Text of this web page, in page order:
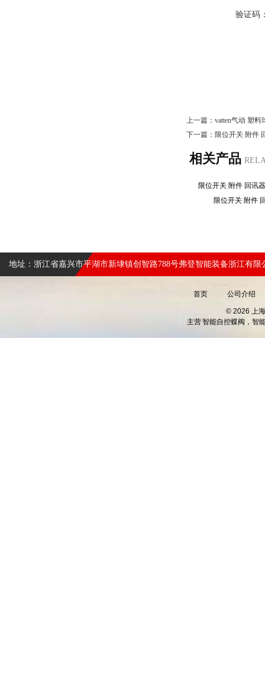
验证码
上一篇： vatten气动 塑
下一篇： 限位开关 附件
相关产品
限位开关 附件 回
限位开关 附件
地址：浙江省嘉兴市平湖市新埭镇创智路788号弗登智能装备浙江有限
首页 公司介绍
© 2026 上
主营智能自控蝶阀，智